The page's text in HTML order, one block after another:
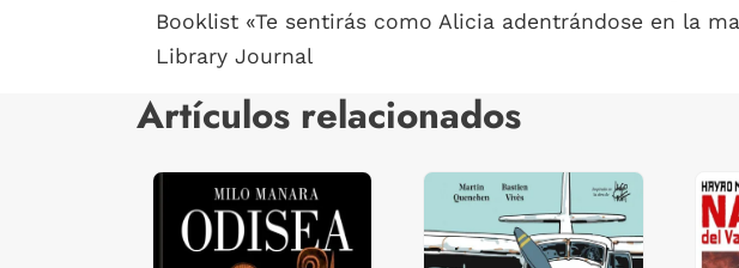
Booklist «Te sentirás como Alicia adentrándose en la
Library Journal
Artículos relacionados